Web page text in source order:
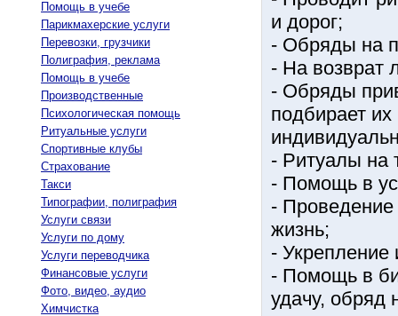
Помощь в учебе
Парикмахерские услуги
Перевозки, грузчики
Полиграфия, реклама
Помощь в учебе
Производственные
Психологическая помощь
Ритуальные услуги
Спортивные клубы
Страхование
Такси
Типографии, полиграфия
Услуги связи
Услуги по дому
Услуги переводчика
Финансовые услуги
Фото, видео, аудио
Химчистка
и дорог;
- Обряды на
- На возврат
- Обряды
подбирает
- Ритуалы на
- Помощь в
- Проведение
жизнь;
- Укрепление
- Помощь в
удачу, обряд